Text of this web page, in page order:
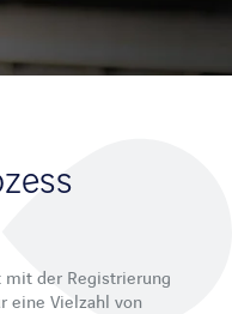
mit der Registrierung
eine Vielzahl von